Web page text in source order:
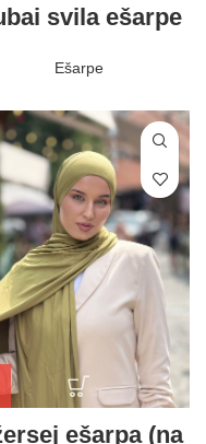
svila ešarpe
Ešarpe
ešarpa (na